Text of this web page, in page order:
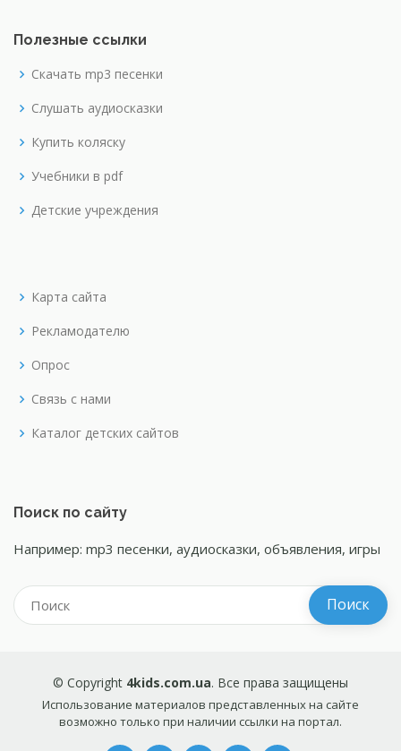
Полезные ссылки
Скачать mp3 песенки
Слушать аудиосказки
Купить коляску
Учебники в pdf
Детские учреждения
Карта сайта
Рекламодателю
Опрос
Связь с нами
Каталог детских сайтов
Поиск по сайту
Например: mp3 песенки, аудиосказки, объявления, игры
© Copyright 4kids.com.ua. Все права защищены
Использование материалов представленных на сайте
возможно только при наличии ссылки на портал.